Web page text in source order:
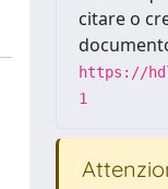
citare o
https://
1